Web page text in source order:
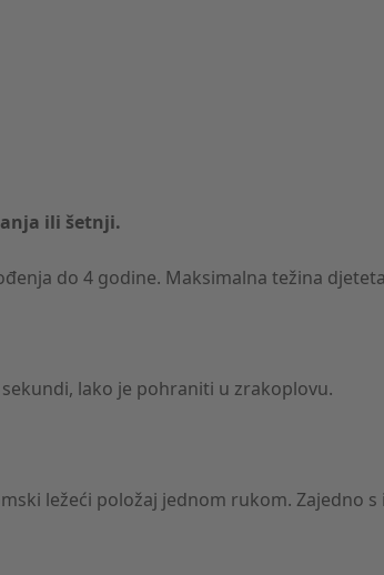
ili šetnji.
do 4 godine. Maksimalna težina
lako je pohraniti u zrakoplovu.
ležeći položaj jednom rukom. Zajedno